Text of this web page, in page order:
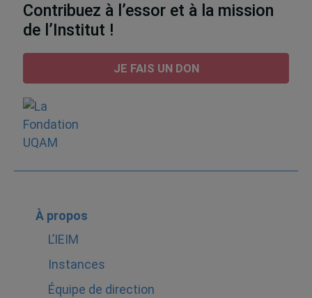
Contribuez à l’essor et à la mission
de l’Institut !
JE FAIS UN DON
À propos
L’IEIM
Instances
Équipe de direction